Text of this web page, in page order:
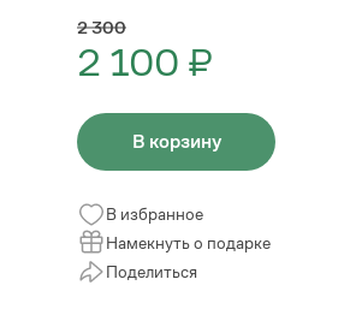
2 300
2 100 ₽
В корзину
В избранное
Намекнуть о подарке
Поделиться